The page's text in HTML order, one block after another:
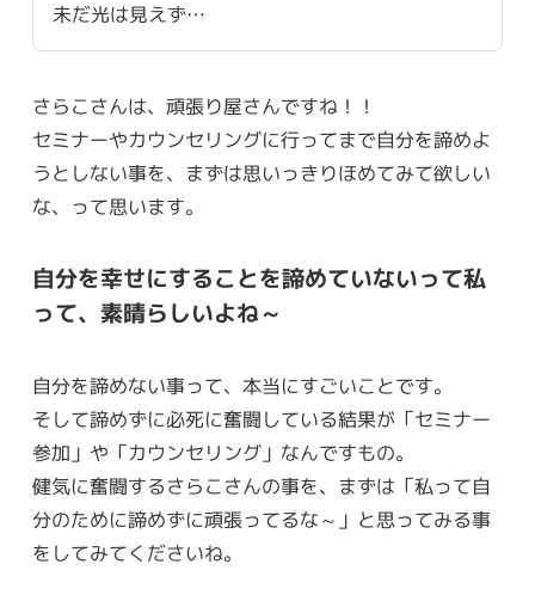
未だ光は見えず…
さらこさんは、頑張り屋さんですね！！
セミナーやカウンセリングに行ってまで自分を諦めよ
うとしない事を、まずは思いっきりほめてみて欲しい
な、って思います。
自分を幸せにすることを諦めていないって私
って、素晴らしいよね～
自分を諦めない事って、本当にすごいことです。
そして諦めずに必死に奮闘している結果が「セミナー
参加」や「カウンセリング」なんですもの。
健気に奮闘するさらこさんの事を、まずは「私って自
分のために諦めずに頑張ってるな～」と思ってみる事
をしてみてくださいね。